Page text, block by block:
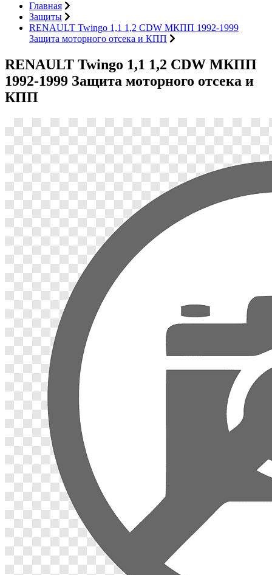
Главная
Защиты
RENAULT Twingo 1,1 1,2 CDW МКПП 1992-1999
Защита моторного отсека и КПП
RENAULT Twingo 1,1 1,2 CDW МКПП
1992-1999 Защита моторного отсека и
КПП